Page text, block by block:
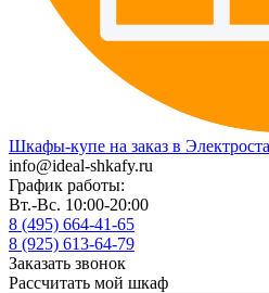
Шкафы-купе на заказ в
info@ideal-shkafy.ru
График работы:
Вт.-Вс. 10:00-20:00
8 (495) 664-41-65
8 (925) 613-64-79
Заказать звонок
Рассчитать мой шкаф